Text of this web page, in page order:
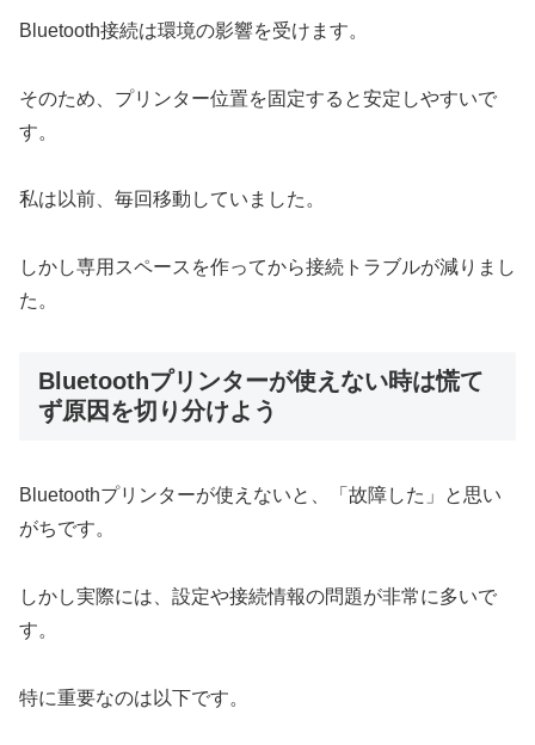
Bluetooth接続は環境の影響を受けます。
そのため、プリンター位置を固定すると安定しやすいで
す。
私は以前、毎回移動していました。
しかし専用スペースを作ってから接続トラブルが減りまし
た。
Bluetoothプリンターが使えない時は慌て
ず原因を切り分けよう
Bluetoothプリンターが使えないと、「故障した」と思い
がちです。
しかし実際には、設定や接続情報の問題が非常に多いで
す。
特に重要なのは以下です。